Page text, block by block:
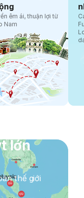
êm ái, thuận lợi từ
Nam
lớn
thế giới